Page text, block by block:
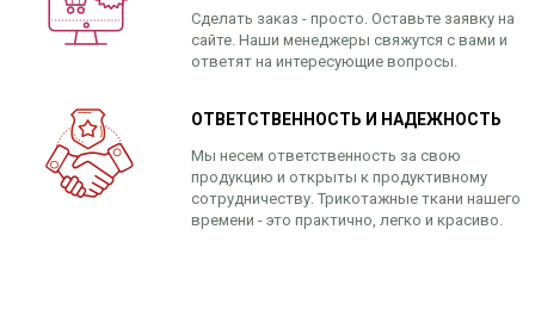
Сделать заказ - просто. Оставьте заявку на
сайте. Наши менеджеры свяжутся с вами и
ответят на интересующие вопросы.
ОТВЕТСТВЕННОСТЬ И НАДЕЖНОСТЬ
Мы несем ответственность за свою
продукцию и открыты к продуктивному
сотрудничеству. Трикотажные ткани нашего
времени - это практично, легко и красиво.